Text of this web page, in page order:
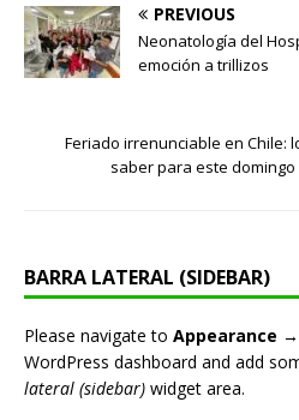
PREVIOUS
Neonatología del
emoción a trillizos
Feriado irrenunciable en Chile:
saber para este
BARRA LATERAL (SIDEBAR)
Please navigate to Appearance
WordPress dashboard and add
lateral (sidebar) widget area.